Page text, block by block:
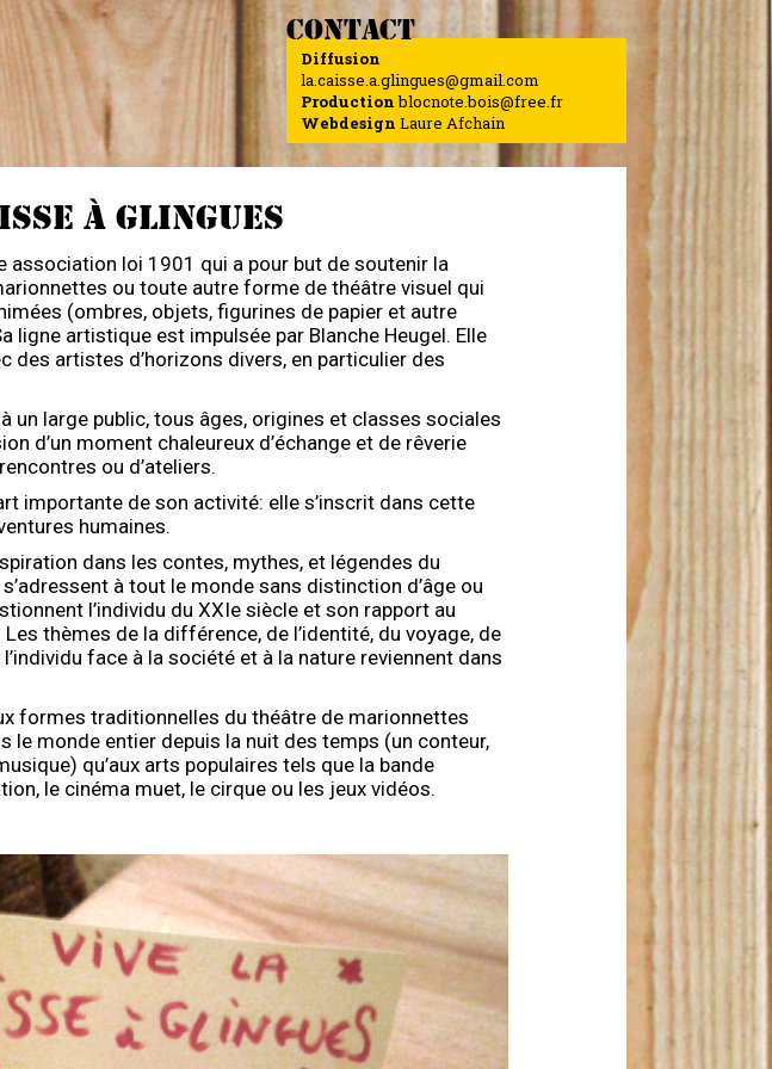
CONTACT
Diffusion
la.caisse.a.glingues@gmail.com
Productionblocnote.bois@free.fr
Webdesign Laure Afchain
À GLINGUES
association loi 1901 qui a pour but de soutenir la
ou toute autre forme de théâtre visuel qui
(ombres, objets, figurines de papier et autre
ligne artistique est impulsée par Blanche Heugel. Elle
des artistes d’horizons divers, en particulier des
un large public, tous âges, origines et classes sociales
d’un moment chaleureux d’échange et de rêverie
ou d’ateliers.
importante de son activité: elle s’inscrit dans cette
humaines.
dans les contes, mythes, et légendes du
à tout le monde sans distinction d’âge ou
l’individu du XXIe siècle et son rapport au
thèmes de la différence, de l’identité, du voyage, de
face à la société et à la nature reviennent dans
formes traditionnelles du théâtre de marionnettes
le monde entier depuis la nuit des temps (un conteur,
qu’aux arts populaires tels que la bande
le cinéma muet, le cirque ou les jeux vidéos.